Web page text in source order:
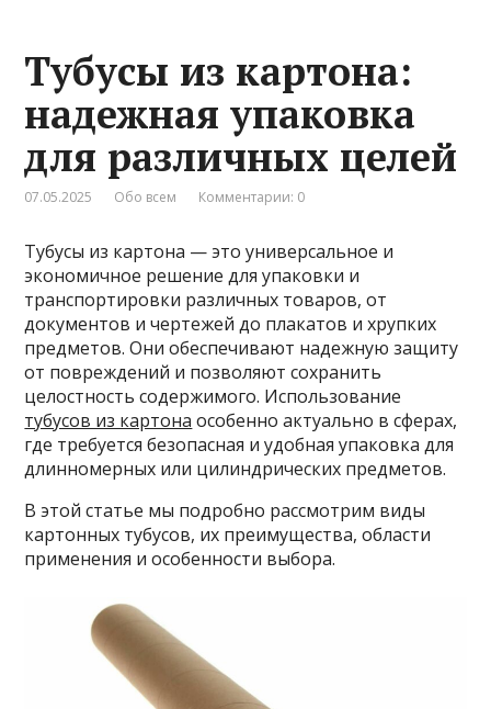
Тубусы из картона:
надежная упаковка
для различных целей
07.05.2025 Обо всем Комментарии: 0
Тубусы из картона — это универсальное и
экономичное решение для упаковки и
транспортировки различных товаров, от
документов и чертежей до плакатов и хрупких
предметов. Они обеспечивают надежную защиту
от повреждений и позволяют сохранить
целостность содержимого. Использование
тубусов из картона особенно актуально в сферах,
где требуется безопасная и удобная упаковка для
длинномерных или цилиндрических предметов.
В этой статье мы подробно рассмотрим виды
картонных тубусов, их преимущества, области
применения и особенности выбора.